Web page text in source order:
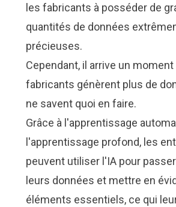
les fabricants à posséder de
quantités de données
précieuses.
Cependant, il arrive un moment
fabricants génèrent plus de
ne savent quoi en faire.
Grâce à l'apprentissage
l'apprentissage profond, les
peuvent utiliser l'IA pour
leurs données et mettre en
éléments essentiels, ce qui